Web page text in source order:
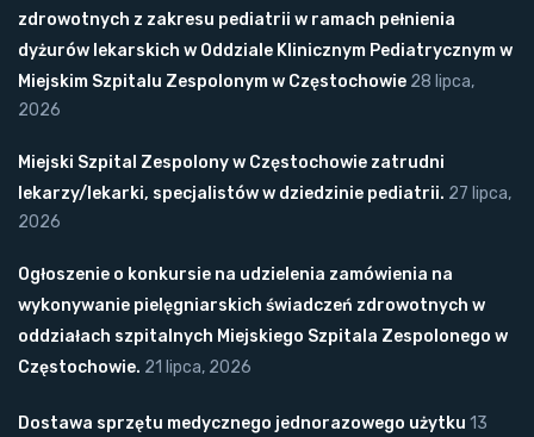
zdrowotnych z zakresu pediatrii w ramach pełnienia
dyżurów lekarskich w Oddziale Klinicznym Pediatrycznym w
Miejskim Szpitalu Zespolonym w Częstochowie 28 lipca,
2026
Miejski Szpital Zespolony w Częstochowie zatrudni
lekarzy/lekarki, specjalistów w dziedzinie pediatrii. 27 lipca,
2026
Ogłoszenie o konkursie na udzielenia zamówienia na
wykonywanie pielęgniarskich świadczeń zdrowotnych w
oddziałach szpitalnych Miejskiego Szpitala Zespolonego w
Częstochowie. 21 lipca, 2026
Dostawa sprzętu medycznego jednorazowego użytku 13